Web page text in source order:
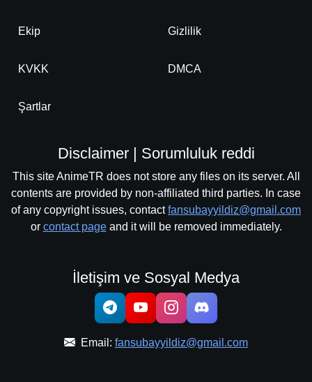
Ekip Gizlilik
KVKK DMCA
Şartlar
Disclaimer | Sorumluluk reddi
This site AnimeTR does not store any files on its server. All
contents are provided by non-affiliated third parties. In case
of any copyright issues, contactfansubayyildiz@gmail.com
or contact pageand it will be removed immediately.
İletişim ve Sosyal Medya
Email: fansubayyildiz@gmail.com